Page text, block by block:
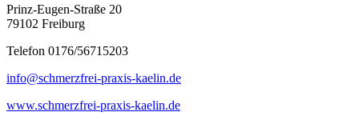
Prinz-Eugen-Straße 20
79102 Freiburg
Telefon 0176/56715203
info@schmerzfrei-praxis-kaelin.de
www.schmerzfrei-praxis-kaelin.de